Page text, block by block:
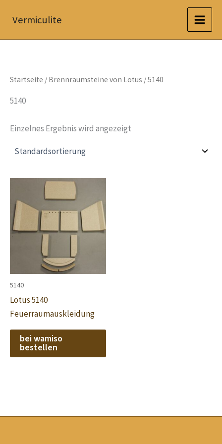
InhaltVermiculite
Startseite / Brennraumsteine von Lotus / 5140
5140
Einzelnes Ergebnis wird angezeigt
5140
Lotus 5140
Feuerraumauskleidung
bei wamiso
bestellen